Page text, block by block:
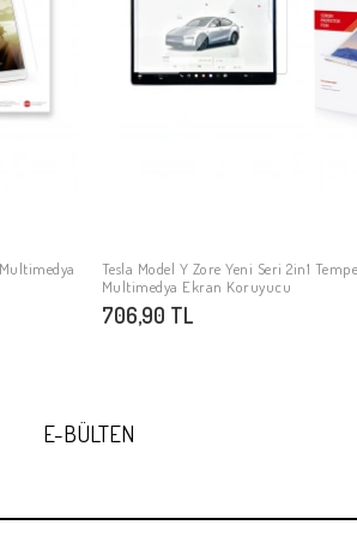
SEPETE EKLE
Tesla Model Y Zore Yeni Seri 2in1
Multimedya Ekran Koruyucu
706,90 TL
E-BÜLTEN